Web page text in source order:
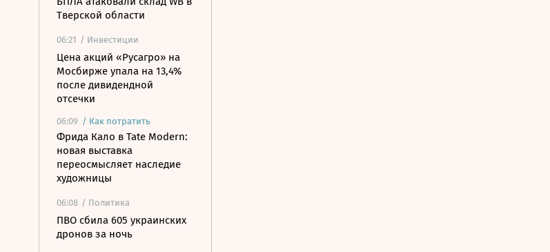
Тверской области
06:21 / Инвестиции
Цена акций «Русагро» на
Мосбирже упала на 13,4%
после дивидендной
отсечки
06:09 / Как потратить
Фрида Кало в Tate Modern:
новая выставка
переосмысляет наследие
художницы
06:08 / Политика
ПВО сбила 605 украинских
дронов за ночь